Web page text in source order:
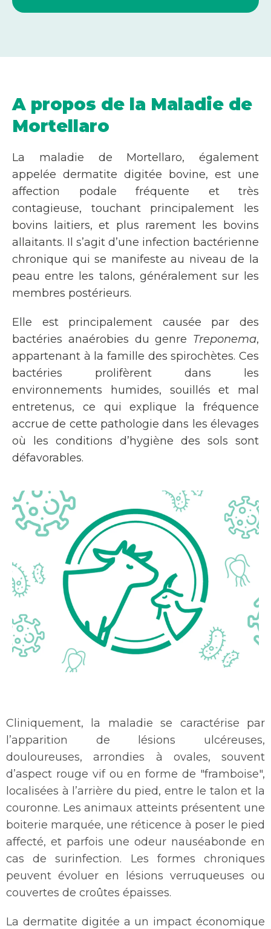
A propos de la Maladie de
Mortellaro
La maladie de Mortellaro, également
appelée dermatite digitée bovine, est une
affection podale fréquente et très
contagieuse, touchant principalement les
bovins laitiers, et plus rarement les bovins
allaitants. Il s’agit d’une infection bactérienne
chronique qui se manifeste au niveau de la
peau entre les talons, généralement sur les
membres postérieurs.
Elle est principalement causée par des
bactéries anaérobies du genre Treponema,
appartenant à la famille des spirochètes. Ces
bactéries prolifèrent dans les
environnements humides, souillés et mal
entretenus, ce qui explique la fréquence
accrue de cette pathologie dans les élevages
où les conditions d’hygiène des sols sont
défavorables.
Cliniquement, la maladie se caractérise par
l’apparition de lésions ulcéreuses,
douloureuses, arrondies à ovales, souvent
d’aspect rouge vif ou en forme de "framboise",
localisées à l’arrière du pied, entre le talon et la
couronne. Les animaux atteints présentent une
boiterie marquée, une réticence à poser le pied
affecté, et parfois une odeur nauséabonde en
cas de surinfection. Les formes chroniques
peuvent évoluer en lésions verruqueuses ou
couvertes de croûtes épaisses.
La dermatite digitée a un impact économique